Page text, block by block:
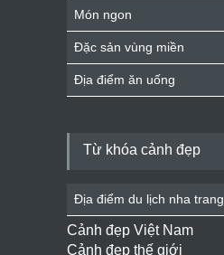
Món ngon
Đặc sản vùng miền
Địa điểm ăn uống
Từ khóa cảnh đẹp
Địa điểm du lịch nha trang
Cảnh đẹp Việt Nam
Cảnh đẹp thế giới